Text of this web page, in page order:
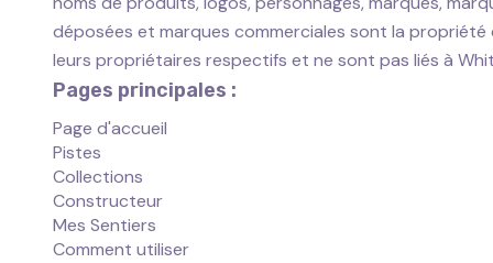
déposées et marques commerciales sont la propriété
leurs propriétaires respectifs et ne sont pas liés à
Pages principales :
Page d'accueil
Pistes
Collections
Constructeur
Mes Sentiers
Comment utiliser